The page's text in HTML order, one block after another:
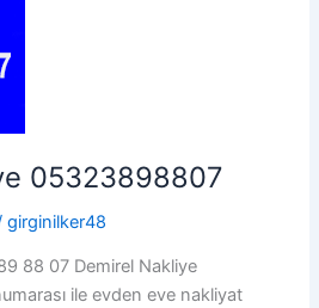
05323898807
girginilker48
88 07 Demirel Nakliye
ile evden eve nakliyat